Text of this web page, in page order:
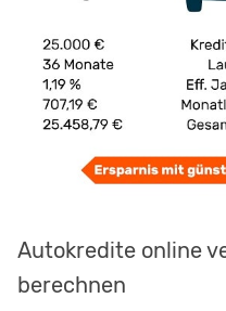
Autokredite online
berechnen